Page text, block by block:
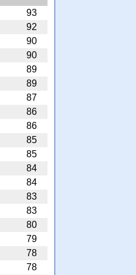
93
92
90
90
89
89
87
86
86
85
85
84
84
83
83
80
79
78
78